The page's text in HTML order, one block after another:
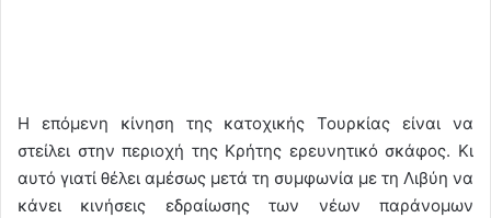
Η επόμενη κίνηση της κατοχικής Τουρκίας είναι να
στείλει στην περιοχή της Κρήτης ερευνητικό σκάφος. Κι
αυτό γιατί θέλει αμέσως μετά τη συμφωνία με τη Λιβύη να
κάνει κινήσεις εδραίωσης των νέων παράνομων